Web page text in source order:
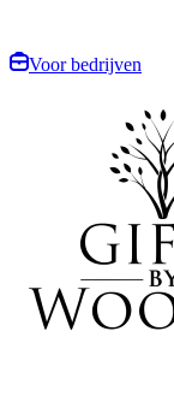
Voor bedrijven